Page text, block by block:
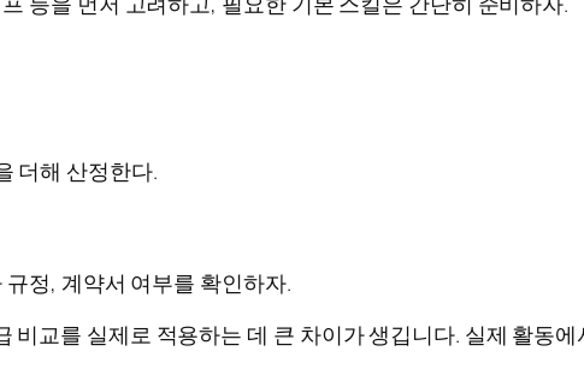
더해 산정한다.
정, 계약서 여부를 확인하자.
비교를 실제로 적용하는 데 큰 차이가 생깁니다. 실제 활동